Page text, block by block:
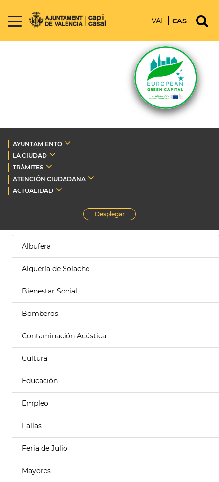
VAL CAS
AYUNTAMIENTO
LA CIUDAD
TRÁMITES
ATENCIÓN CIUDADANA
ACTUALIDAD
Desplegar
Albufera
Alquería de Solache
Bienestar Social
Bomberos
Contaminación Acústica
Cultura
Educación
Empleo
Fallas
Feria de Julio
Mayores